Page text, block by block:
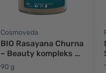
Cosmoveda
BIO Rasayana Churna
– Beauty kompleks za
kožo
90 g